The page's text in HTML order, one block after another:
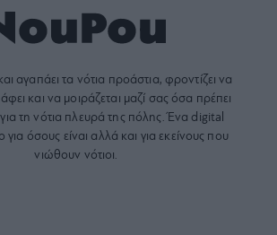
αγαπάει τα νότια προάστια, φροντίζει να
και να μοιράζεται μαζί σας όσα πρέπει
τη νότια πλευρά της πόλης. Ένα digital
όσους είναι αλλά και για εκείνους που
νιώθουν νότιοι.